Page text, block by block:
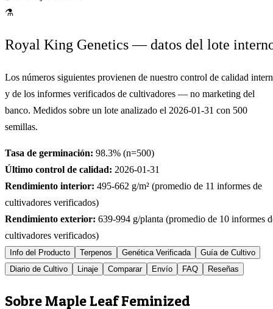
⚗
Royal King Genetics — datos del lote
Los números siguientes provienen de nuestro control de calidad
y de los informes verificados de cultivadores — no marketing del
banco. Medidos sobre un lote analizado el 2026-01-31 con 500
semillas.
Tasa de germinación: 98.3% (n=500)
Último control de calidad: 2026-01-31
Rendimiento interior: 495-662 g/m² (promedio de 11 informes de
cultivadores verificados)
Rendimiento exterior: 639-994 g/planta (promedio de 10 informes
cultivadores verificados)
Info del Producto Terpenos Genética Verificada
Guía de Cultivo
Diario de Cultivo
Linaje Comparar Envío FAQ Reseñas
Sobre Maple Leaf Feminized